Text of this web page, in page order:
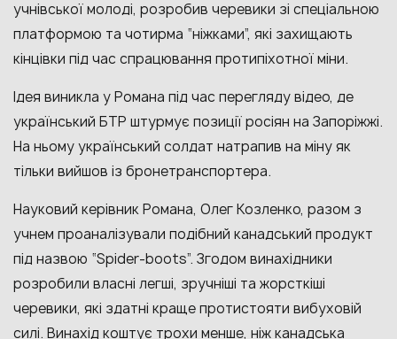
учнівської молоді, розробив черевики зі спеціальною
платформою та чотирма “ніжками”, які захищають
кінцівки під час спрацювання протипіхотної міни.
Ідея виникла у Романа під час перегляду відео, де
український БТР штурмує позиції росіян на Запоріжжі.
На ньому український солдат натрапив на міну як
тільки вийшов із бронетранспортера.
Науковий керівник Романа, Олег Козленко, разом з
учнем проаналізували подібний канадський продукт
під назвою “Spider-boots”. Згодом винахідники
розробили власні легші, зручніші та жорсткіші
черевики, які здатні краще протистояти вибуховій
силі. Винахід коштує трохи менше, ніж канадська